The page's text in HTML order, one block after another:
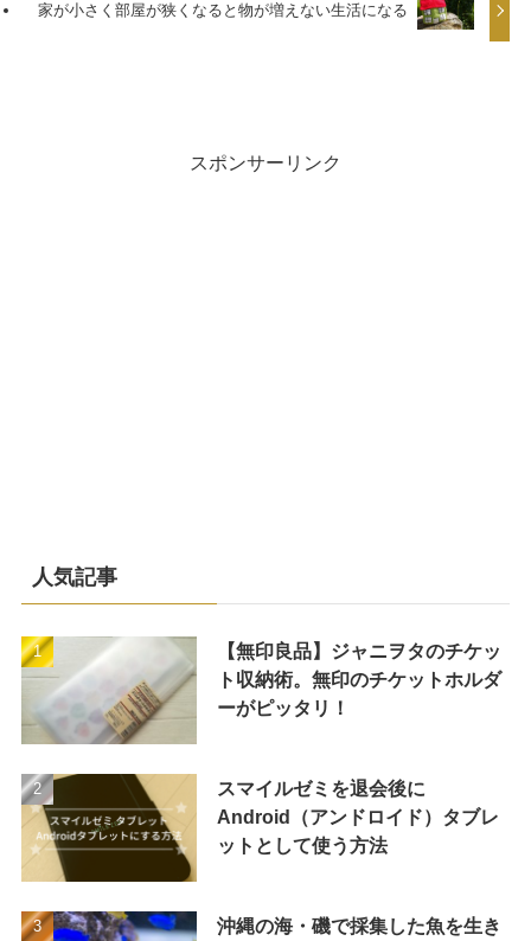
家が小さく部屋が狭くなると物が増えない生活になる
スポンサーリンク
人気記事
【無印良品】ジャニヲタのチケッ
ト収納術。無印のチケットホルダ
ーがピッタリ！
スマイルゼミを退会後に
Android（アンドロイド）タブレ
ットとして使う方法
沖縄の海・磯で採集した魚を生き